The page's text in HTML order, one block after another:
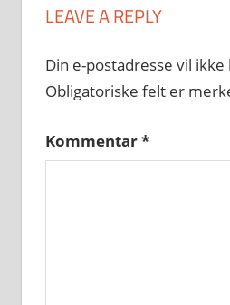
LEAVE A REPLY
Din e-postadresse vil
Obligatoriske felt er
Kommentar*